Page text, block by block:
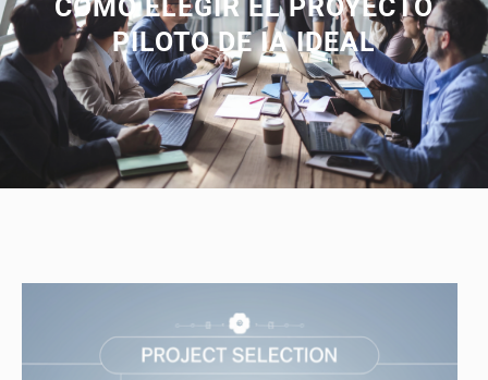
CÓMO ELEGIR EL PROYECTO
PILOTO DE IA IDEAL